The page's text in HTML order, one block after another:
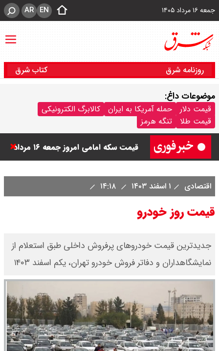
جمعه ۱۶ مرداد ۱۴۰۵ EN
AR
روزنامه شرق کتاب شرق
موضوعات داغ:
قیمت دلار حمله آمریکا به ایران
کالابرگ الکترونیکی
قیمت طلا
تنگه هرمز ۱۴۰۵ اعلام شد + جدول
قیمت سکه امامی امروز جمعه ۱۶ مرداد
۱۴۰۵/ صعود طلا ادامه‌دار شد
۱۴۰۵ اعلام شد/ طلا بر مدار صعود
قیمت نفت امروز جمعه ۱۶ مرداد ۱۴۰۵
/ نفت صعودی شد + جدول
اقتصادی ۱ اسفند ۱۴۰۳
قیمت روز خودرو
جدیدترین قیمت خودروهای پرفروش داخلی طبق استعلام از
نمایشگاهداران و دفاتر فروش خودرو تهران، یکم اسفند ۱۴۰۳